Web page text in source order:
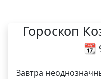
Гороскоп
📆
Завтра